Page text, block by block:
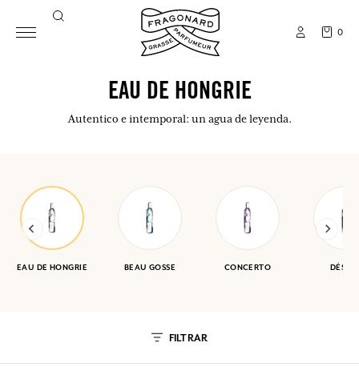
0
EAU DE HONGRIE
Autentico e intemporal: un agua de leyenda.
EAU DE HONGRIE BEAU GOSSE CONCERTO
FILTRAR